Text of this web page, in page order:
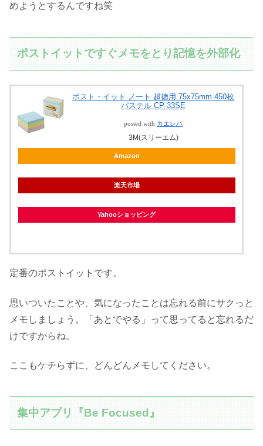
めようとするんですね笑
ポストイットですぐメモをとり記憶を外部化
ポスト・イット ノート 超徳用 75x75mm 450枚
パステル CP-33SE
posted with カエレバ
3M(スリーエム)
Amazon
楽天市場
Yahooショッピング
定番のポストイットです。
思いついたことや、気になったことは忘れる前にサクっと
メモしましょう。「あとでやる」って思ってると忘れるだ
けですからね。
ここもケチらずに、どんどんメモしてください。
集中アプリ『Be Focused』